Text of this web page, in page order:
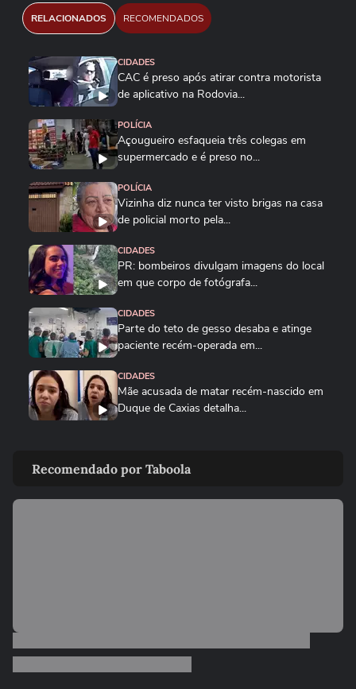
RELACIONADOS RECOMENDADOS
CIDADES
CAC é preso após atirar contra motorista
de aplicativo na Rodovia...
POLÍCIA
Açougueiro esfaqueia três colegas em
supermercado e é preso no...
POLÍCIA
Vizinha diz nunca ter visto brigas na casa
de policial morto pela...
CIDADES
PR: bombeiros divulgam imagens do local
em que corpo de fotógrafa...
CIDADES
Parte do teto de gesso desaba e atinge
paciente recém-operada em...
CIDADES
Mãe acusada de matar recém-nascido em
Duque de Caxias detalha...
atropelado por motorista...
POLÍCIA
produtos de supermercado...
Recomendado por Taboola